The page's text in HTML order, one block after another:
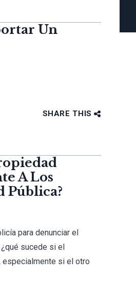
Un
SHARE THIS
A Los
Pública?
para denunciar el
sucede si el
especialmente si el otro